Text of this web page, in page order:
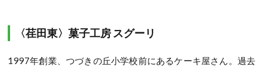
〈荏田東〉菓子工房 スグーリ
1997年創業、つづきの丘小学校前にあるケーキ屋さん。過去